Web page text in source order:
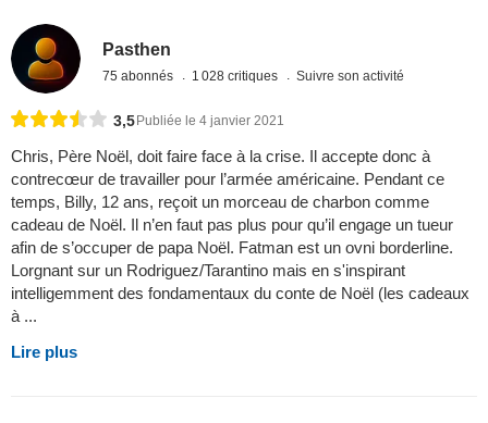
Pasthen
75 abonnés 1 028 critiques Suivre son activité
3,5 Publiée le 4 janvier 2021
Chris, Père Noël, doit faire face à la crise. Il accepte donc à
contrecœur de travailler pour l’armée américaine. Pendant ce
temps, Billy, 12 ans, reçoit un morceau de charbon comme
cadeau de Noël. Il n’en faut pas plus pour qu’il engage un tueur
afin de s’occuper de papa Noël. Fatman est un ovni borderline.
Lorgnant sur un Rodriguez/Tarantino mais en s'inspirant
intelligemment des fondamentaux du conte de Noël (les cadeaux
à ...
Lire plus